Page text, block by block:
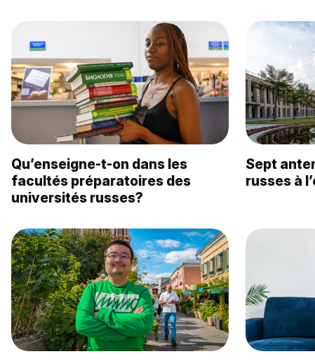
Qu’enseigne-t-on dans les
facultés préparatoires des
universités russes?
Sept
russes à